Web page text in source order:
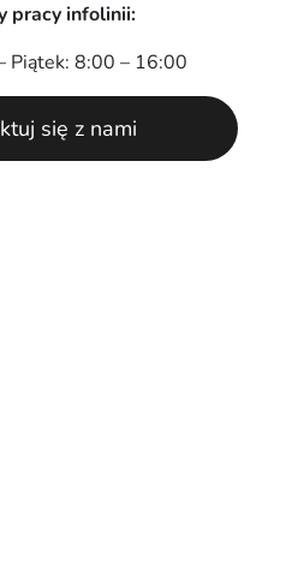
pracy infolinii:
Piątek: 8:00 – 16:00
się z nami